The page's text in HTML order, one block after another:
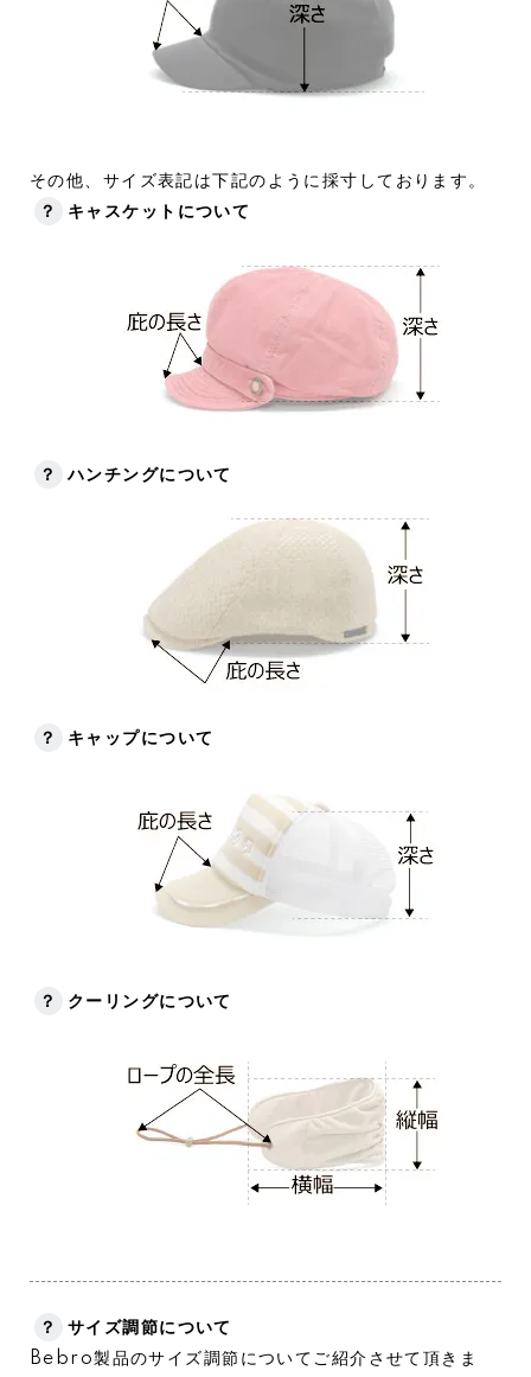
その他、サイズ表記は下記のように採寸しております。
？
キャスケットについて
？ ハンチングについて
？ キャップについて
？ クーリングについて
？
サイズ調節について
Bebro製品のサイズ調節についてご紹介させて頂きま